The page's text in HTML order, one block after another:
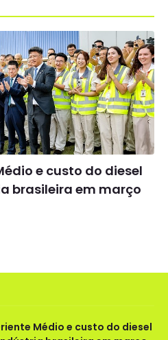
e custo do diesel
brasileira em março
Médio e custo do diesel